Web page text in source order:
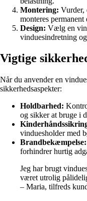
Montering: Vurder,
monteres
Design: Vælg en
vinduesindretning
Vigtige
Når du anvender en
sikkerhedsaspekter:
Holdbarhed:
og sikker at bruge i
vinduesholder med
Brandbekæmpelse:
forhindrer hurtig
Jeg har brugt
været utrolig
– Maria, tilfreds